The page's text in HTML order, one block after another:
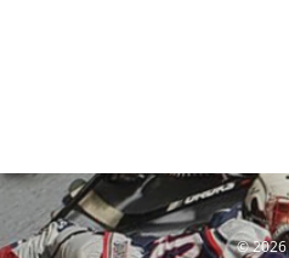
© 2026